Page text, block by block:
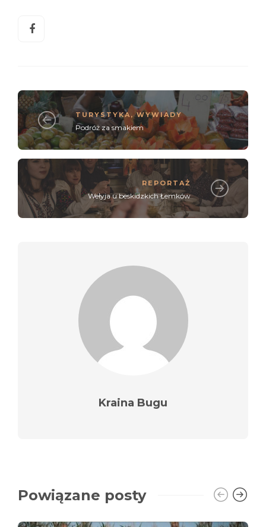
TURYSTYKA ,WYWIADY
Podróż za smakiem
REPORTAŻ
Wełyja u beskidzkich Łemków
Kraina Bugu
Powiązane posty